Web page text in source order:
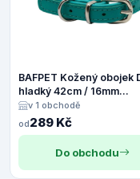
BAFPET Kožený obojek
hladký 42cm / 16mm
tyrkysová
v 1 obchodě
od289 Kč
Do obchodu